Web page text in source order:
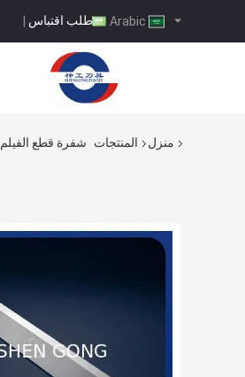
طلب اقتباس |
منزل المنتجات شفرة قطع الفيلم